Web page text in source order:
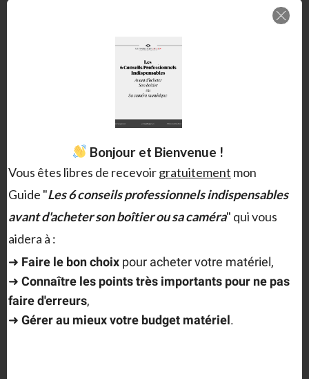
Merci d'avoir lu l'article !
Vous êtes libres de recevoir
complément mon Guide "Les 6 conseils
professionnels indispensables avant
d'acheter son boîtier ou sa caméra
aidera à :
Bonjour et Bienvenue !
Vous êtes libres de recevoirgratuitement mon
Guide "Les 6 conseils professionnels indispensables
avant d'acheter son boîtier ou sa caméra" qui vous
aidera à :
➜ Faire le bon choix pour acheter votre matériel,
➜ Connaître les points très importants pour ne pas
faire d'erreurs,
➜ Gérer au mieux votre budget matériel.